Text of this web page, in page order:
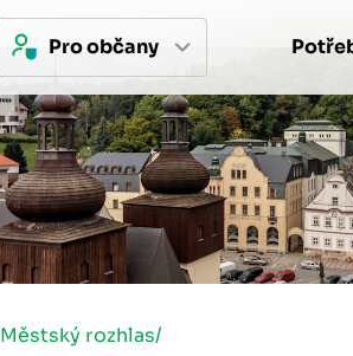
Pro občany
Městský rozhlas/